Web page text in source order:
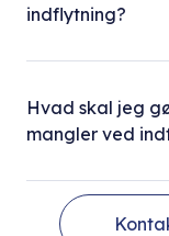
indflytning?
Hvad skal jeg
mangler ved